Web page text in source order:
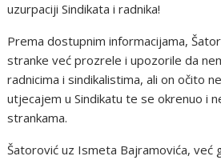
uzurpaciji Sindikata i radnika!
Prema dostupnim informacijama,
stranke već prozrele i upozorile da
radnicima i sindikalistima, ali on očito
utjecajem u Sindikatu te se okrenuo i
strankama.
Šatorović uz Ismeta Bajramovića, već